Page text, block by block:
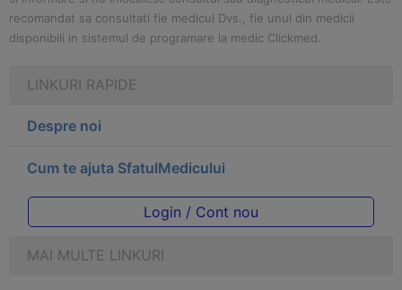
recomandat sa consultati fie medicul Dvs., fie unul din medicii
disponibili in sistemul de programare la medic Clickmed.
LINKURI RAPIDE
Despre noi
Cum te ajuta SfatulMedicului
Login / Cont nou
MAI MULTE LINKURI